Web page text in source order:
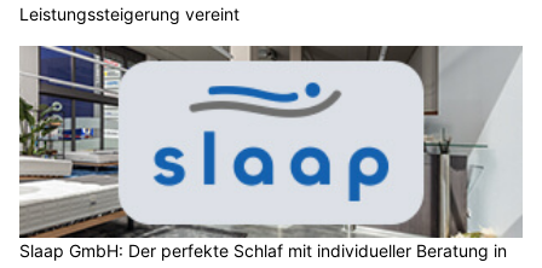
Leistungssteigerung vereint
Slaap GmbH: Der perfekte Schlaf mit individueller Beratung in